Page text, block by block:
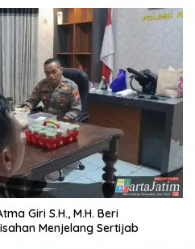
Giri S.H., M.H. Beri
Menjelang Sertijab